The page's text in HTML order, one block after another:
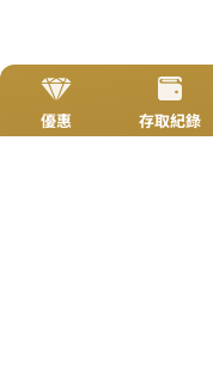
加入Line好友